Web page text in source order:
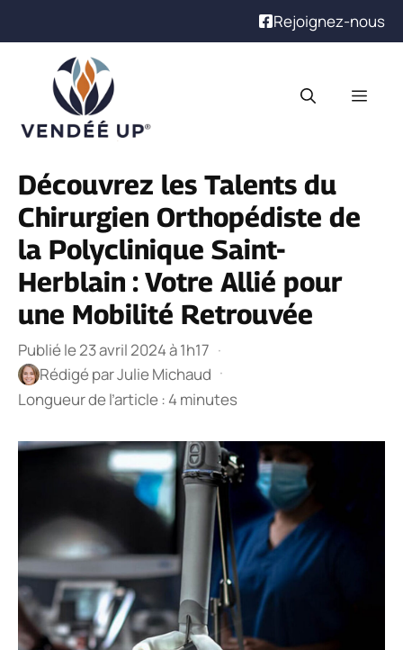
Rejoignez-nous
contenu
Découvrez les Talents du
Chirurgien Orthopédiste de
la Polyclinique Saint-
Herblain : Votre Allié pour
une Mobilité Retrouvée
Publié le 23 avril 2024 à 1h17 ·
Rédigé parJulie Michaud ·
Longueur de l’article : 4 minutes